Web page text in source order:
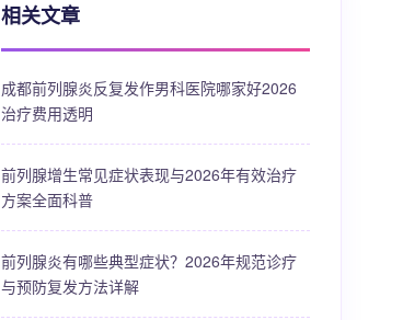
相关文章
成都前列腺炎反复发作男科医院哪家好2026
治疗费用透明
前列腺增生常见症状表现与2026年有效治疗
方案全面科普
前列腺炎有哪些典型症状？2026年规范诊疗
与预防复发方法详解